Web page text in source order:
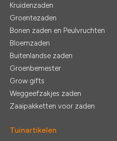
Kruidenzaden
Groentezaden
Bonen zaden en Peulvruchten
Bloemzaden
Buitenlandse zaden
Groenbemester
Grow gifts
Weggeefzakjes zaden
Zaaipakketten voor zaden
Tuinartikelen